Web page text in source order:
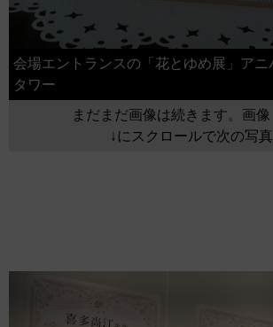
会場エントランスの「花とゆめ展」アニ
タワー
まだまだ画像は続きます。画像
↓にスクロールで次の写